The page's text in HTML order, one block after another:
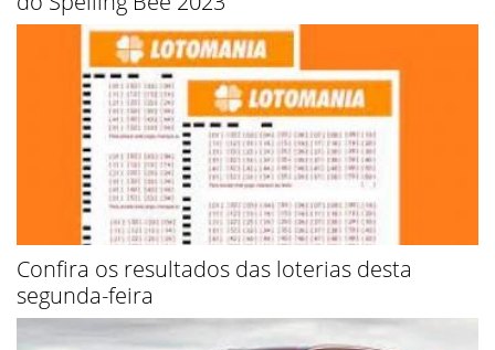
Confira os resultados das loterias desta
segunda-feira